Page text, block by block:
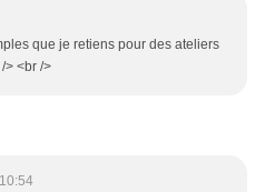
que je retiens pour des ateliers
> <br />